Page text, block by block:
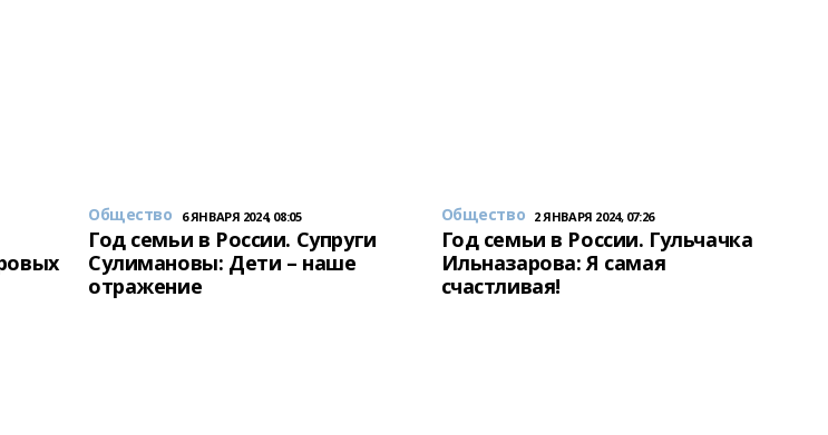
Общество 6 ЯНВАРЯ 2024, 08:05
Год семьи в России. Супруги
Сулимановы: Дети – наше
отражение
Общество 2 ЯНВАРЯ 2024, 07:26
Год семьи в России. Гульчачка
Ильназарова: Я самая
счастливая!